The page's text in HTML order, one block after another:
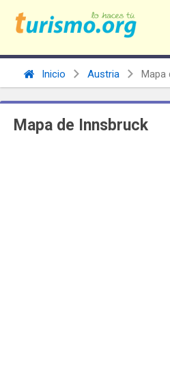
Inicio Austria Mapa
Mapa de Innsbruck